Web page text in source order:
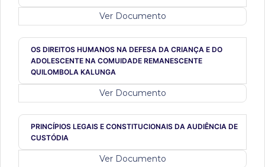
Ver Documento
OS DIREITOS HUMANOS NA DEFESA DA CRIANÇA E DO
ADOLESCENTE NA COMUIDADE REMANESCENTE
QUILOMBOLA KALUNGA
Ver Documento
PRINCÍPIOS LEGAIS E CONSTITUCIONAIS DA AUDIÊNCIA DE
CUSTÓDIA
Ver Documento